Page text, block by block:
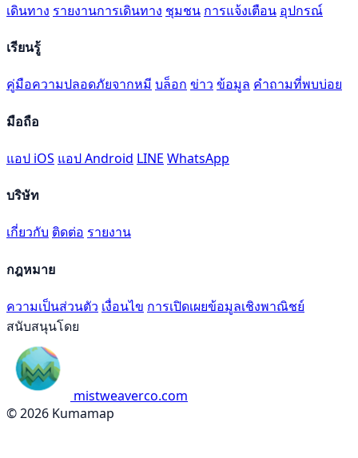
เดินทาง รายงานการเดินทาง ชุมชน การแจ้งเตือน อุปกรณ์
เรียนรู้
คู่มือความปลอดภัยจากหมี บล็อก ข่าว ข้อมูล คำถามที่พบบ่อย
มือถือ
แอป iOS แอป Android LINE WhatsApp
บริษัท
เกี่ยวกับ ติดต่อ รายงาน
กฎหมาย
ความเป็นส่วนตัว เงื่อนไข การเปิดเผยข้อมูลเชิงพาณิชย์
สนับสนุนโดย
mistweaverco.com
© 2026 Kumamap